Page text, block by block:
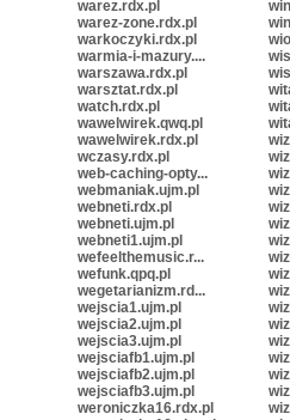
warez.rdx.pl
warez-zone.rdx.pl
warkoczyki.rdx.pl
warmia-i-mazury....
warszawa.rdx.pl
warsztat.rdx.pl
watch.rdx.pl
wawelwirek.qwq.pl
wawelwirek.rdx.pl
wczasy.rdx.pl
web-caching-opty...
webmaniak.ujm.pl
webneti.rdx.pl
webneti.ujm.pl
webneti1.ujm.pl
wefeelthemusic.r...
wefunk.qpq.pl
wegetarianizm.rd...
wejscia1.ujm.pl
wejscia2.ujm.pl
wejscia3.ujm.pl
wejsciafb1.ujm.pl
wejsciafb2.ujm.pl
wejsciafb3.ujm.pl
weroniczka16.rdx.pl